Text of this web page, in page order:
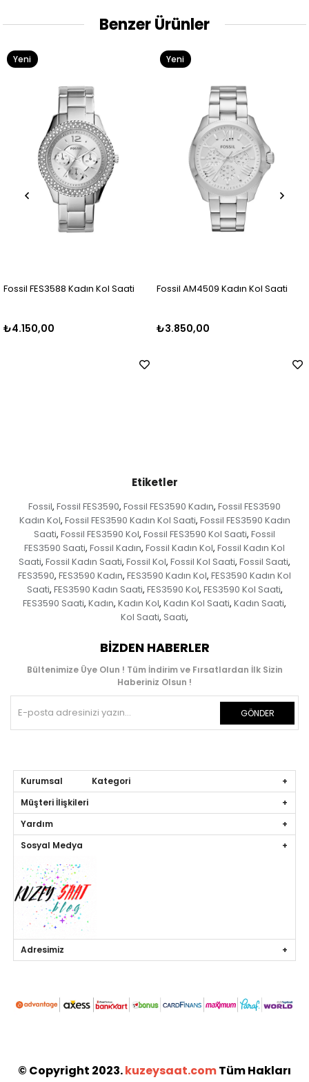
Benzer Ürünler
FES3588 Kadın Kol Saati
Yeni
Fossil AM4509 Kadın Kol Saati
₺3.850,00
Yeni
Etiketler
Fossil, Fossil FES3590, Fossil FES3590 Kadın, Fossil FES3590
Kadın Kol, Fossil FES3590 Kadın Kol Saati, Fossil FES3590 Kadın
Saati, Fossil FES3590 Kol, Fossil FES3590 Kol Saati, Fossil
FES3590 Saati, Fossil Kadın, Fossil Kadın Kol, Fossil Kadın Kol
Saati, Fossil Kadın Saati, Fossil Kol, Fossil Kol Saati, Fossil Saati,
FES3590, FES3590 Kadın, FES3590 Kadın Kol, FES3590 Kadın Kol
Saati, FES3590 Kadın Saati, FES3590 Kol, FES3590 Kol Saati,
FES3590 Saati, Kadın, Kadın Kol, Kadın Kol Saati, Kadın Saati,
Kol Saati, Saati,
BIZDEN HABERLER
Bültenimize Üye Olun ! Tüm İndirim ve Fırsatlardan İlk Sizin
Haberiniz Olsun !
GÖNDER
Kurumsal Kategori
Müşteri İlişkileri
Yardım
Sosyal Medya
Adresimiz
© Copyright 2023.kuzeysaat.comTüm Hakları